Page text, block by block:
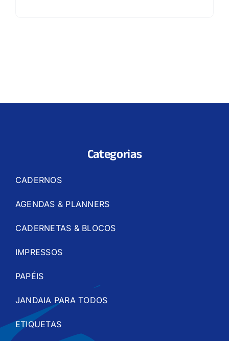
Categorias
CADERNOS
AGENDAS & PLANNERS
CADERNETAS & BLOCOS
IMPRESSOS
PAPÉIS
JANDAIA PARA TODOS
ETIQUETAS